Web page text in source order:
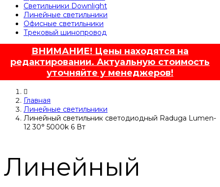
Светильники Downlight
Линейные светильники
Офисные светильники
Трековый шинопровод
ВНИМАНИЕ! Цены находятся на
редактировании. Актуальную стоимость
уточняйте у менеджеров!
Главная
Линейные светильники
Линейный светильник светодиодный Raduga Lumen-
12 30° 5000k 6 Вт
Линейный